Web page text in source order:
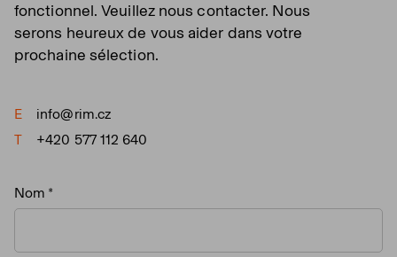
fonctionnel. Veuillez nous contacter. Nous
serons heureux de vous aider dans votre
prochaine sélection.
E
info@rim.cz
T
+420 577 112 640
Nom